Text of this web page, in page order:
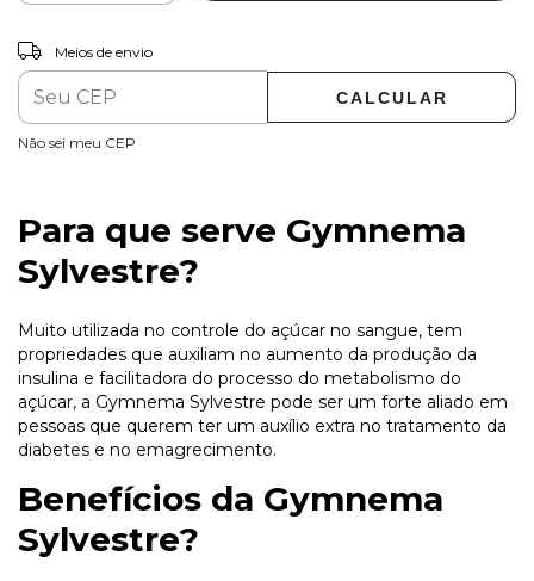
Entregas para o CEP:
Meios de envio
CALCULAR
Não sei meu CEP
Para que serve Gymnema
Sylvestre?
Muito utilizada no controle do açúcar no sangue, tem
propriedades que auxiliam no aumento da produção da
insulina e facilitadora do processo do metabolismo do
açúcar, a Gymnema Sylvestre pode ser um forte aliado em
pessoas que querem ter um auxílio extra no tratamento da
diabetes e no emagrecimento.
Benefícios da Gymnema
Sylvestre?